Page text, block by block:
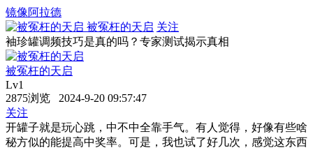
镜像阿拉德
被冤枉的天启 关注
袖珍罐调频技巧是真的吗？专家测试揭示真相
被冤枉的天启
Lv1
2875浏览 2024-9-20 09:57:47
关注
开罐子就是玩心跳，中不中全靠手气。有人觉得，好像有些啥
秘方似的能提高中奖率。可是，我也试了好几次，感觉这东西